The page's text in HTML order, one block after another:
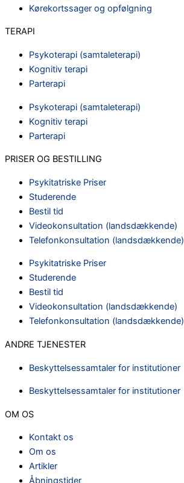
Kørekortssager og opfølgning
TERAPI
Psykoterapi (samtaleterapi)
Kognitiv terapi
Parterapi
Psykoterapi (samtaleterapi)
Kognitiv terapi
Parterapi
PRISER OG BESTILLING
Psykitatriske Priser
Studerende
Bestil tid
Videokonsultation (landsdækkende)
Telefonkonsultation (landsdækkende)
Psykitatriske Priser
Studerende
Bestil tid
Videokonsultation (landsdækkende)
Telefonkonsultation (landsdækkende)
ANDRE TJENESTER
Beskyttelsessamtaler for institutioner
Beskyttelsessamtaler for institutioner
OM OS
Kontakt os
Om os
Artikler
Åbningstider